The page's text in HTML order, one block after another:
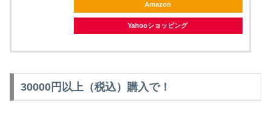
Amazon
Yahooショッピング
30000円以上（税込）購入で！